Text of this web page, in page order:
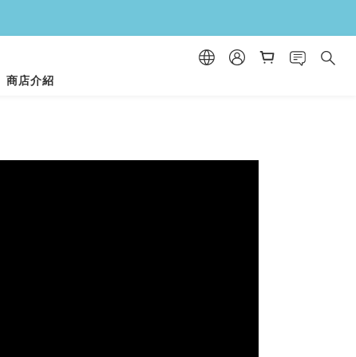
商店介紹